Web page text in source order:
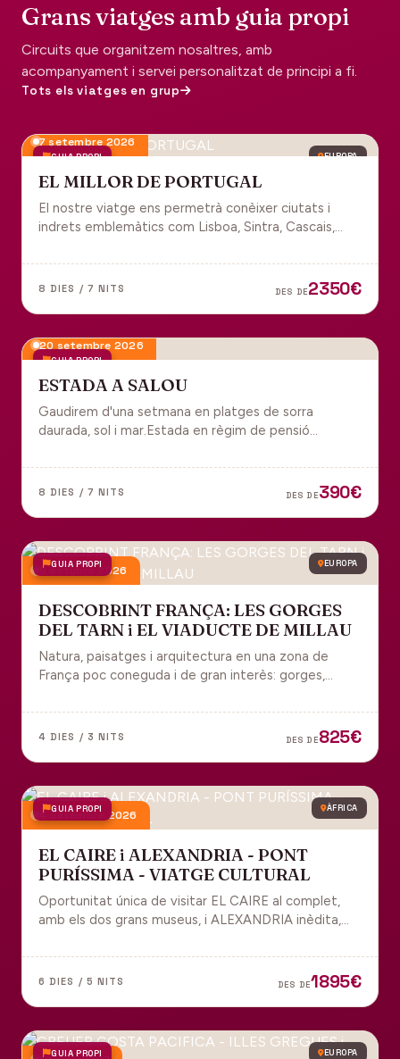
Grans viatges amb guia propi
Circuits que organitzem nosaltres, amb
acompanyament i servei personalitzat de principi a fi.
Tots els viatges en grup
GUIA PROPI EUROPA
7 setembre 2026
EL MILLOR DE PORTUGAL
El nostre viatge ens permetrà conèixer ciutats i
indrets emblemàtics com Lisboa, Sintra, Cascais,
tot inclòs per gaudir plenament de Portugal.
8 DIES / 7 NITS DES DE2350€
GUIA PROPI
20 setembre 2026
ESTADA A SALOU
Gaudirem d'una setmana en platges de sorra
daurada, sol i mar.Estada en règim de pensió
8 DIES / 7 NITS DES DE390€
GUIA PROPI EUROPA
9 octubre 2026
DESCOBRINT FRANÇA: LES GORGES
DEL TARN i EL VIADUCTE DE MILLAU
Natura, paisatges i arquitectura en una zona de
França poc coneguda i de gran interès: gorges,
de Millau.
4 DIES / 3 NITS DES DE825€
GUIA PROPI ÀFRICA
4 desembre 2026
EL CAIRE i ALEXANDRIA - PONT
PURÍSSIMA - VIATGE CULTURAL
Oportunitat única de visitar EL CAIRE al complet,
amb els dos grans museus, i ALEXANDRIA inèdita,
6 DIES / 5 NITS DES DE1895€
GUIA PROPI EUROPA